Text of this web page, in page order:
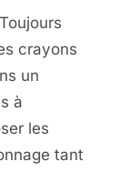
crayons
un
à
les
tant